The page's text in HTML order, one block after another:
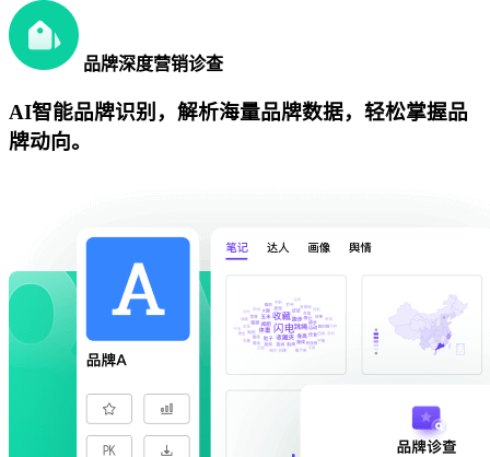
品牌深度营销诊查
AI智能品牌识别，解析海量品牌数据，轻松掌握品
牌动向。